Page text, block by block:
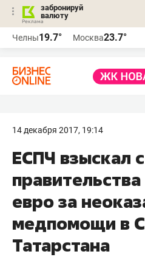
забронируй
валюту
Челны19.7° Москва23.7°
14 декабря 2017, 19:14
ЕСПЧ взыскал с
евро за
медпомощи в
Татарстана